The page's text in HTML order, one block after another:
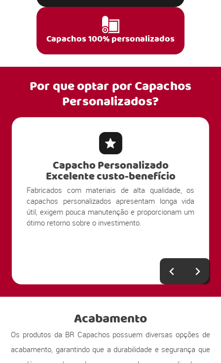
Capachos 100% personalizados
Por que optar porCapachos
Personalizados?
Capacho Personalizado
Excelente custo-benefício
Fabricados com materiais de alta qualidade, os
capachos personalizados apresentam longa vida
útil, exigem pouca manutenção e proporcionam um
ótimo retorno sobre o investimento.
Acabamento
Os produtos da BR Capachos possuem diversas opções de
acabamento, garantindo que a durabilidade e segurança que